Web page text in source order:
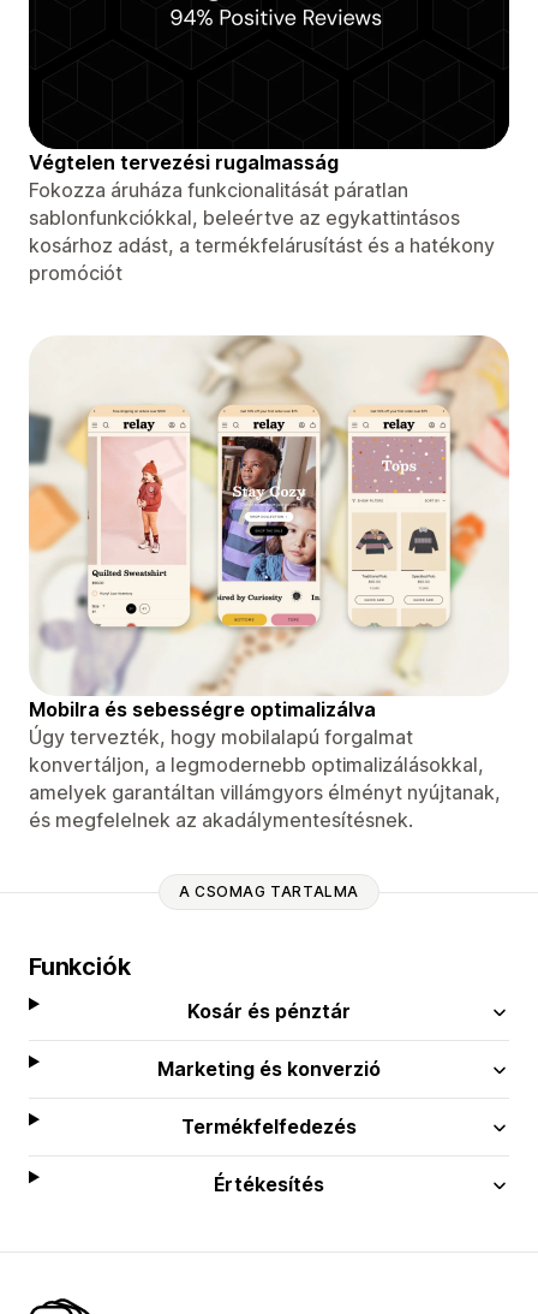
Végtelen tervezési rugalmasság
Fokozza áruháza funkcionalitását páratlan
sablonfunkciókkal, beleértve az egykattintásos
kosárhoz adást, a termékfelárusítást és a hatékony
promóciót
Mobilra és sebességre optimalizálva
Úgy tervezték, hogy mobilalapú forgalmat
konvertáljon, a legmodernebb optimalizálásokkal,
amelyek garantáltan villámgyors élményt nyújtanak,
és megfelelnek az akadálymentesítésnek.
A CSOMAG TARTALMA
Funkciók
Kosár és pénztár
Marketing és konverzió
Termékfelfedezés
Értékesítés